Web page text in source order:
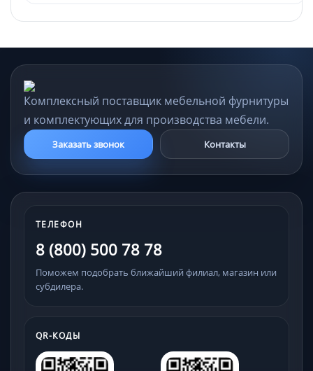
Комплексный поставщик мебельной фурнитуры
и комплектующих для производства мебели.
Заказать звонок Контакты
ТЕЛЕФОН
8 (800) 500 78 78
Поможем подобрать ближайший филиал, магазин или
субдилера.
QR-КОДЫ